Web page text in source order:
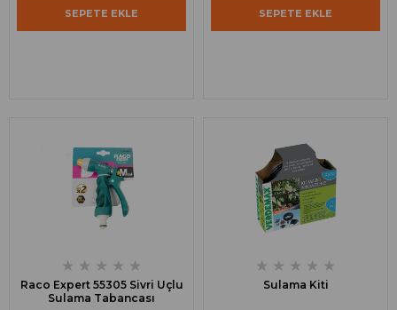
SEPETE EKLE SEPETE EKLE
★ ★ ★ ★ ★
Raco Expert 55305 Sivri Uçlu
Sulama Tabancası
★ ★ ★ ★ ★
Sulama Kiti